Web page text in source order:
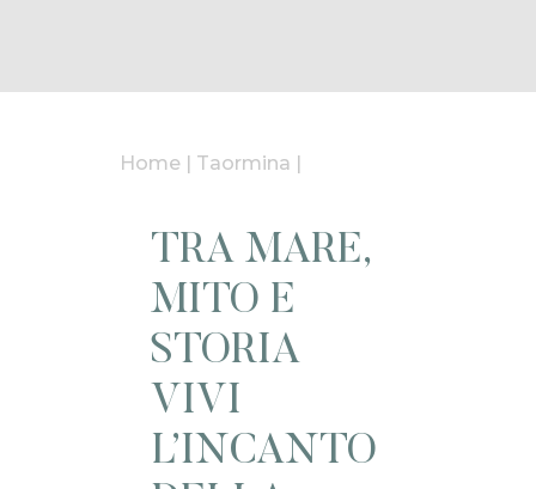
Home | Taormina |
TRA MARE,
MITO E
STORIA
VIVI
L’INCANTO